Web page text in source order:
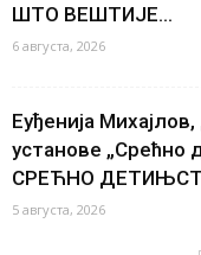
ШТО ВЕШТИЈЕ...
6 августа, 2026
Еуђенија
установе
СРЕЋНО
5 августа, 2026